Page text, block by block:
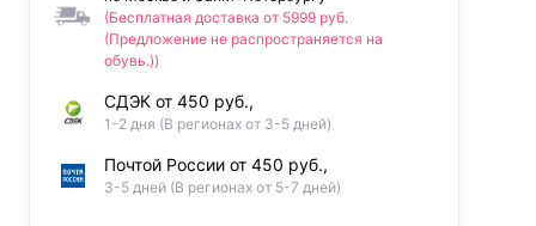
(Бесплатная доставка от 5999 руб.
(Предложение не распространяется на
обувь.))
СДЭК от 450 руб.,
1-2 дня (В регионах от 3-5 дней)
Почтой России от 450 руб.,
3-5 дней (В регионах от 5-7 дней)